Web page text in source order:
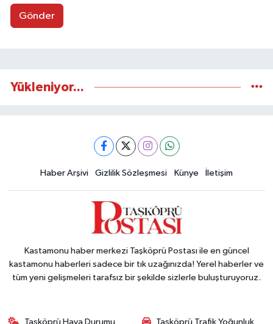
Gönder
Yükleniyor...
Haber Arşivi Gizlilik Sözleşmesi Künye İletişim
Kastamonu haber merkezi Taşköprü Postası ile en güncel
kastamonu haberleri sadece bir tık uzağınızda! Yerel haberler ve
tüm yeni gelişmeleri tarafsız bir şekilde sizlerle buluşturuyoruz.
Taşköprü Hava Durumu Taşköprü Trafik Yoğunluk